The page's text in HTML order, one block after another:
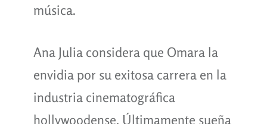
música.
Ana Julia considera que Omara la
envidia por su exitosa carrera en la
industria cinematográfica
hollywoodense. Últimamente sueña